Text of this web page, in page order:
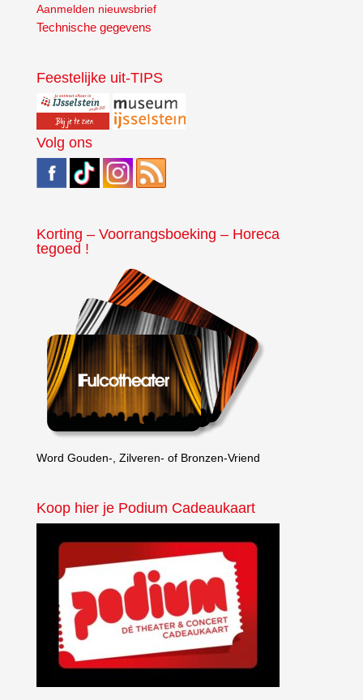
Aanmelden nieuwsbrief
Technische gegevens
Feestelijke uit-TIPS
Volg ons
Korting – Voorrangsboeking – Horeca
tegoed !
Word Gouden-, Zilveren- of Bronzen-Vriend
Koop hier je Podium Cadeaukaart